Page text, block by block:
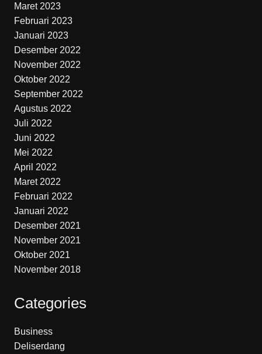
Maret 2023
Februari 2023
Januari 2023
Desember 2022
November 2022
Oktober 2022
September 2022
Agustus 2022
Juli 2022
Juni 2022
Mei 2022
April 2022
Maret 2022
Februari 2022
Januari 2022
Desember 2021
November 2021
Oktober 2021
November 2018
Categories
Business
Deliserdang